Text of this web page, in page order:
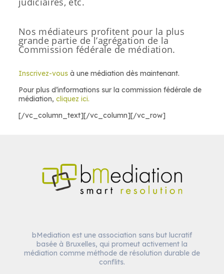
Nos médiateurs profitent pour la plus
grande partie de l’agrégation de la
Commission fédérale de médiation.
Inscrivez-vousà une médiation dès maintenant.
Pour plus d’informations sur la commission fédérale de
médiation, cliquez ici.
[/vc_column_text][/vc_column][/vc_row]
bMediation est une association sans but lucratif
basée à Bruxelles, qui promeut activement la
médiation comme méthode de résolution durable de
conflits.